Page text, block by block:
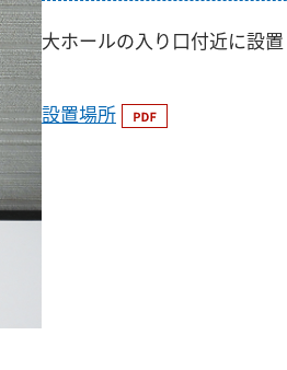
大ホールの入り口付近に設
設置場所